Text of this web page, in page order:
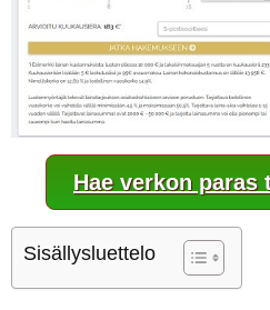
Hae verkon paras
Sisällysluettelo